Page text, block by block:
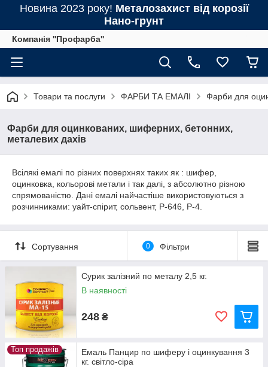
Новина 2023 року! Металозахист від корозії
Нано-грунт
Компанія ''Профарба''
Товари та послуги ФАРБИ ТА ЕМАЛІ Фарби для
Фарби для оцинкованих, шиферних, бетонних,
металевих дахів
Всілякі емалі по різних поверхнях таких як : шифер,
оцинковка, кольорові метали і так далі, з абсолютно різною
спрямованістю. Дані емалі найчастіше використовуються з
розчинниками: уайт-спірит, сольвент, Р-646, Р-4.
Сортування 0 Фільтри
Сурик залізний по металу 2,5 кг.
В наявності
248 ₴
Топ продажів
Емаль Панцир по шиферу і оцинкування 3
кг. світло-сіра